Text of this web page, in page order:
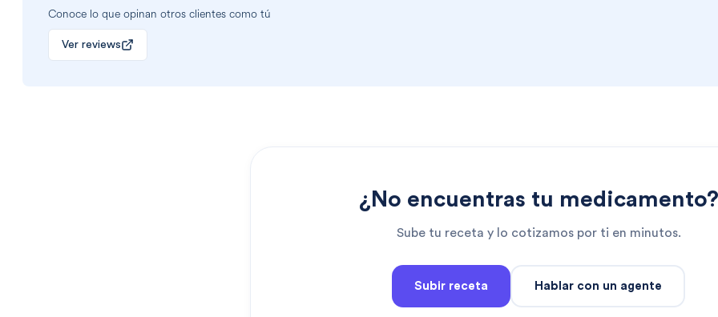
Conoce lo que opinan otros clientes como tú
Ver reviews
¿No encuentras tu medicamento?
Sube tu receta y lo cotizamos por ti en minutos.
Subir receta Hablar con un agente